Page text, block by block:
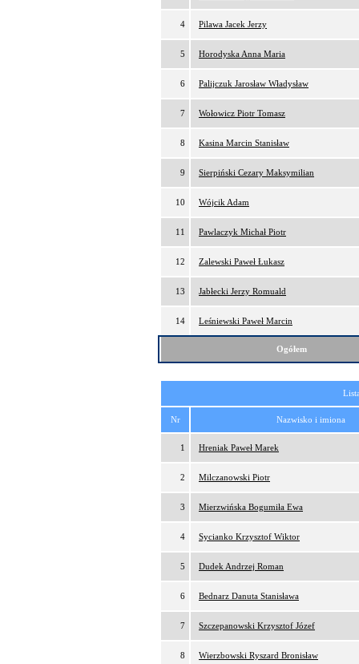
4 Pilawa Jacek Jerzy
5 Horodyska Anna Maria
6 Palijczuk Jarosław Władysław
7 Wołowicz Piotr Tomasz
8 Kasina Marcin Stanisław
9 Sierpiński Cezary Maksymilian
10 Wójcik Adam
11 Pawlaczyk Michał Piotr
12 Zalewski Paweł Łukasz
13 Jabłecki Jerzy Romuald
14 Leśniewski Paweł Marcin
Ogółem
Nr Nazwisko i imiona
1 Hreniak Paweł Marek
2 Milczanowski Piotr
3 Mierzwińska Bogumiła Ewa
4 Sycianko Krzysztof Wiktor
5 Dudek Andrzej Roman
6 Bednarz Danuta Stanisława
7 Szczepanowski Krzysztof Józef
8 Wierzbowski Ryszard Bronisław